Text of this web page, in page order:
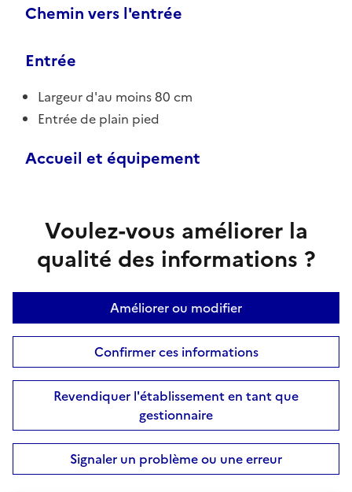
Chemin vers l'entrée
Entrée
Largeur d'au moins 80 cm
Entrée de plain pied
Accueil et équipement
Voulez-vous améliorer la
qualité des informations ?
Améliorer ou modifier
Confirmer ces informations
Revendiquer l'établissement en tant que
gestionnaire
Signaler un problème ou une erreur